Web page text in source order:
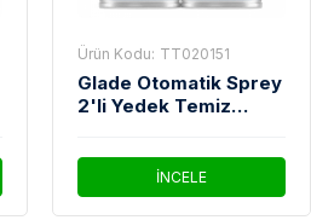
Ürün Kodu: TT020151
Glade Otomatik Sprey
2'li Yedek Temiz
Ml
İNCELE